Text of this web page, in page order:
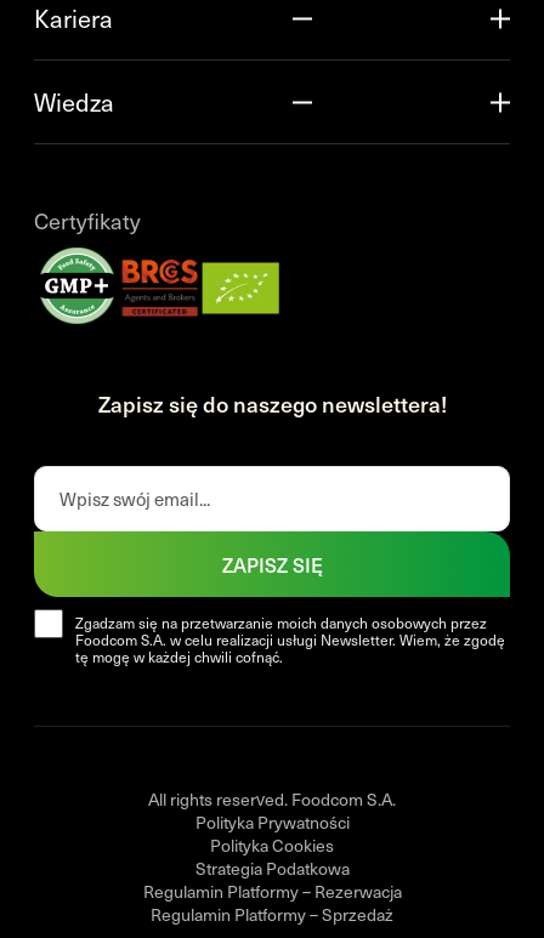
Kariera
Wiedza
Certyfikaty
Zapisz się do naszego newslettera!
Zgadzam się na przetwarzanie moich danych osobowych przez
Foodcom S.A. w celu realizacji usługi Newsletter. Wiem, że zgodę
tę mogę w każdej chwili cofnąć.
ZAPISZ SIĘ
All rights reserved. Foodcom S.A.
Polityka Prywatności
Polityka Cookies
Strategia Podatkowa
Regulamin Platformy – Rezerwacja
Regulamin Platformy – Sprzedaż